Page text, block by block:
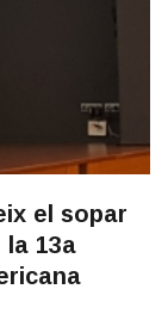
el sopar
la 13a